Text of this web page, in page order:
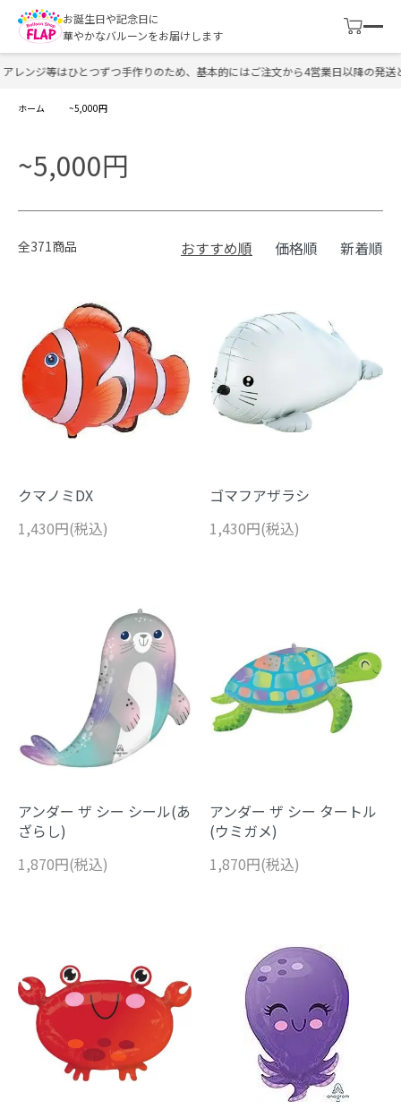
お誕生日や記念日に
華やかなバルーンをお届けします
ンジ等はひとつずつ手作りのため、基本的にはご注文から4営業日以降の発送と
ホーム ~5,000円
~5,000円
全371商品 おすすめ順 価格順 新着順
クマノミDX
1,430円(税込)
ゴマフアザラシ
1,430円(税込)
アンダー ザ シー シール(あ
ざらし)
1,870円(税込)
アンダー ザ シー タートル
(ウミガメ)
1,870円(税込)